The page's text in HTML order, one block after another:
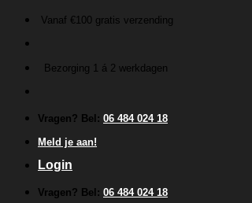
inhoud
Vanaf €100 gratis verzending
Bezorging 1 á 2 werkdagen
Vragen? Bel: 06 484 024 18
Meld je aan!
Login
Vragen? Bel: 06 484 024 18